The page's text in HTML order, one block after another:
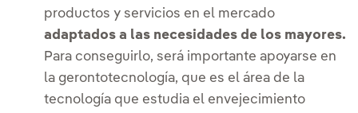
productos y servicios en el mercado
adaptados a las necesidades de los mayores.
Para conseguirlo, será importante apoyarse en
la gerontotecnología, que es el área de la
tecnología que estudia el envejecimiento